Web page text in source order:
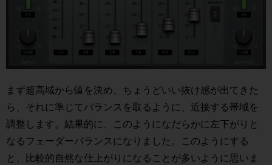
まず超高域から値を決め、ちょうどいい抜け感が出てきた
ら、それに準じてバランスを取るように、近接する帯域を
調整します。結果的に、このようになだらかに左下がりと
なるフェーダーバランスになりました。このようにする
と、比較的自然な仕上がりになることが多いように思いま